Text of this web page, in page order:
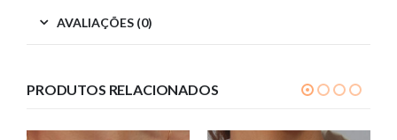
AVALIAÇÕES (0)
PRODUTOS RELACIONADOS